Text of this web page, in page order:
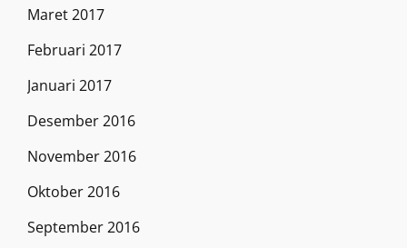
Maret 2017
Februari 2017
Januari 2017
Desember 2016
November 2016
Oktober 2016
September 2016